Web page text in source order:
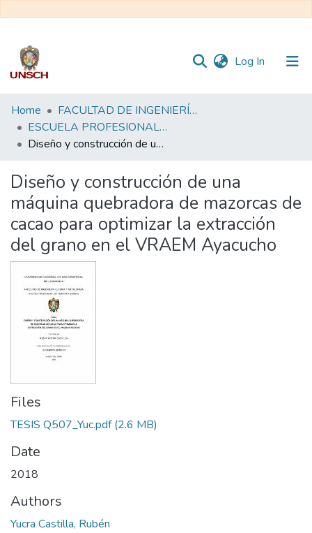
Log In (current)
Communities
&
Collections
Statistics
Home
FACULTAD DE INGENIERÍA QUÍMICA Y METALURGIA
ESCUELA PROFESIONAL DE INGENIERÍA QUÍMICA - TESIS
Diseño y construcción de una máquina quebradora de mazorcas de cacao para optimizar la extracción del grano en el VRAEM Ayacucho
Diseño y construcción de una
máquina quebradora de mazorcas de
cacao para optimizar la extracción
del grano en el VRAEM Ayacucho
Files
TESIS Q507_Yuc.pdf(2.6 MB)
Date
2018
Authors
Yucra Castilla, Rubén